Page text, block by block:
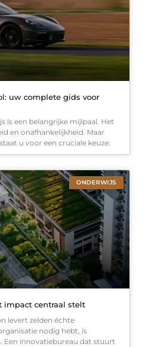
uw complete gids voor
is een belangrijke mijlpaal. Het
en onafhankelijkheid. Maar
u voor een cruciale keuze:
ONDERWIJS
impact centraal stelt
levert zelden échte
nodig hebt, is
Een innovatiebureau dat stuurt